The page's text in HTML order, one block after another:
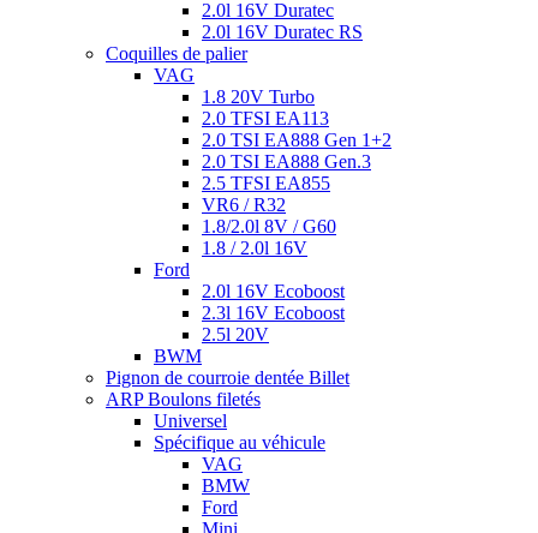
2.0l 16V Duratec
2.0l 16V Duratec RS
Coquilles de palier
VAG
1.8 20V Turbo
2.0 TFSI EA113
2.0 TSI EA888 Gen 1+2
2.0 TSI EA888 Gen.3
2.5 TFSI EA855
VR6 / R32
1.8/2.0l 8V / G60
1.8 / 2.0l 16V
Ford
2.0l 16V Ecoboost
2.3l 16V Ecoboost
2.5l 20V
BWM
Pignon de courroie dentée Billet
ARP Boulons filetés
Universel
Spécifique au véhicule
VAG
BMW
Ford
Mini